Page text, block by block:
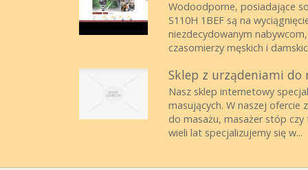
Wodoodporne, posiadające
S110H 1BEF są na
niezdecydowanym
czasomierzy męskich i
Sklep z urządeniami do
Nasz sklep internetowy
masujących. W naszej
do masażu, masażer stóp czy
wieli lat specjalizujemy się w...